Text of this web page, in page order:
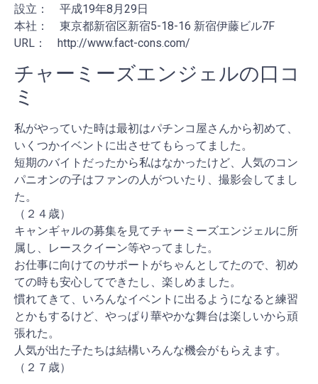
設立： 平成19年8月29日
本社： 東京都新宿区新宿5-18-16 新宿伊藤ビル7F
URL： http://www.fact-cons.com/
チャーミーズエンジェルの口コ
ミ
私がやっていた時は最初はパチンコ屋さんから初めて、
いくつかイベントに出させてもらってました。
短期のバイトだったから私はなかったけど、人気のコン
パニオンの子はファンの人がついたり、撮影会してまし
た。
（２４歳）
キャンギャルの募集を見てチャーミーズエンジェルに所
属し、レースクイーン等やってました。
お仕事に向けてのサポートがちゃんとしてたので、初め
ての時も安心してできたし、楽しめました。
慣れてきて、いろんなイベントに出るようになると練習
とかもするけど、やっぱり華やかな舞台は楽しいから頑
張れた。
人気が出た子たちは結構いろんな機会がもらえます。
（２７歳）